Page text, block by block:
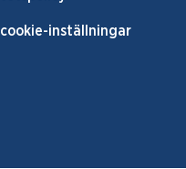
inställningar